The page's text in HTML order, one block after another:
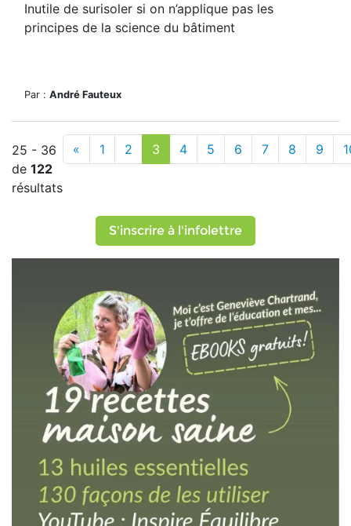
Inutile de surisoler si on n’applique pas les
principes de la science du bâtiment
Par : André Fauteux
25 - 36
de 122
résultats
« 1 2 3 4 5 6 7 8 9
S'inscrire à l'infolettre